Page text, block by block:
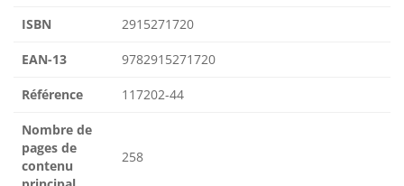
ISBN 2915271720
EAN-13 9782915271720
Référence 117202-44
Nombre de
pages de
contenu
258